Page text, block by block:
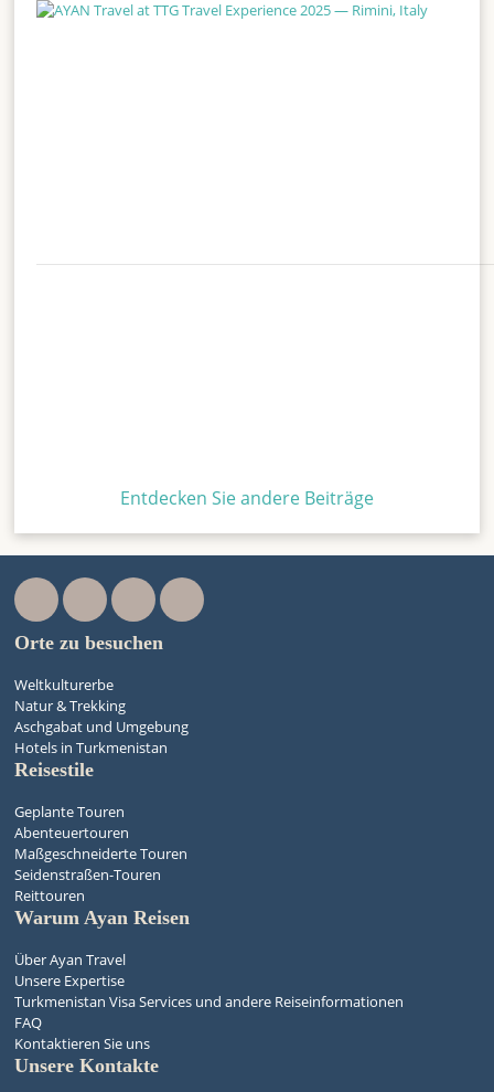
Entdecken Sie andere Beiträge
Orte zu besuchen
Weltkulturerbe
Natur & Trekking
Aschgabat und Umgebung
Hotels in Turkmenistan
Reisestile
Geplante Touren
Abenteuertouren
Maßgeschneiderte Touren
Seidenstraßen-Touren
Reittouren
Warum Ayan Reisen
Über Ayan Travel
Unsere Expertise
Turkmenistan Visa Services und andere Reiseinformationen
FAQ
Kontaktieren Sie uns
Unsere Kontakte